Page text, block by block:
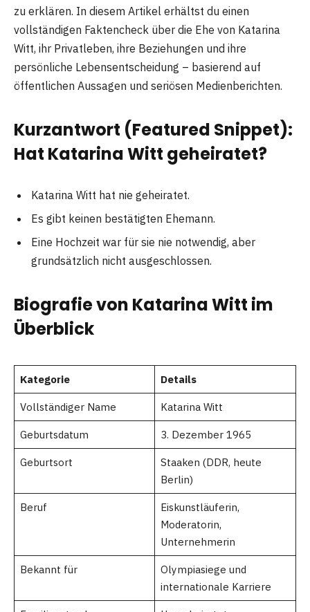
zu erklären. In diesem Artikel erhältst du einen
vollständigen Faktencheck über die Ehe von Katarina
Witt, ihr Privatleben, ihre Beziehungen und ihre
persönliche Lebensentscheidung – basierend auf
öffentlichen Aussagen und seriösen Medienberichten.
Kurzantwort (Featured Snippet):
Hat Katarina Witt geheiratet?
Katarina Witt hat nie geheiratet.
Es gibt keinen bestätigten Ehemann.
Eine Hochzeit war für sie nie notwendig, aber
grundsätzlich nicht ausgeschlossen.
Biografie von Katarina Witt im
Überblick
Kategorie Details
Vollständiger Name Katarina Witt
Geburtsdatum 3. Dezember 1965
Geburtsort
Staaken (DDR, heute
Berlin)
Beruf
Eiskunstläuferin,
Moderatorin,
Unternehmerin
Bekannt für
Olympiasiege und
internationale Karriere